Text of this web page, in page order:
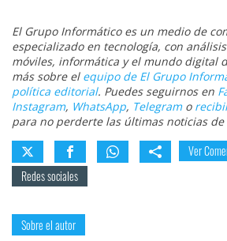
El Grupo Informático es un medio de
especializado en tecnología, con
móviles, informática y el mundo digital
más sobre el equipo de El Grupo
política editorial. Puedes seguirnos en
Instagram, WhatsApp, Telegramo
para no perderte las últimas noticias de
Ver
Redes sociales
Sobre el autor